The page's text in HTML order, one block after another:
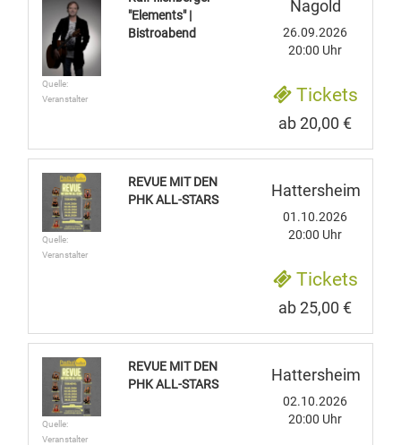
Quelle:
Veranstalter
"Elements" |
Bistroabend
Nagold
26.09.2026
20:00 Uhr
Tickets
ab 20,00 €
Quelle:
Veranstalter
REVUE MIT DEN
PHK ALL-STARS
Hattersheim
01.10.2026
20:00 Uhr
Tickets
ab 25,00 €
Quelle:
Veranstalter
REVUE MIT DEN
PHK ALL-STARS
Hattersheim
02.10.2026
20:00 Uhr